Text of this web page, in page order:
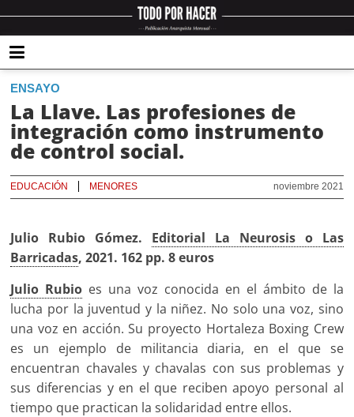
ENSAYO
La Llave. Las profesiones de
integración como instrumento
de control social.
noviembre 2021
EDUCACIÓN MENORES
Julio Rubio Gómez. Editorial La Neurosis o Las
Barricadas, 2021. 162 pp. 8 euros
Julio Rubio es una voz conocida en el ámbito de la
lucha por la juventud y la niñez. No solo una voz, sino
una voz en acción. Su proyecto Hortaleza Boxing Crew
es un ejemplo de militancia diaria, en el que se
encuentran chavales y chavalas con sus problemas y
sus diferencias y en el que reciben apoyo personal al
tiempo que practican la solidaridad entre ellos.